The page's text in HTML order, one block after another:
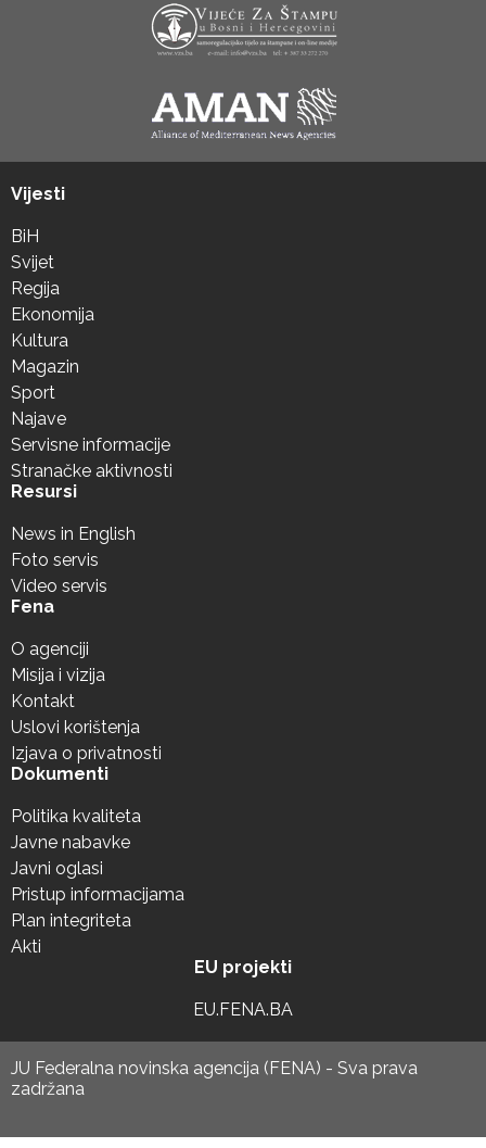
Vijesti
BiH
Svijet
Regija
Ekonomija
Kultura
Magazin
Sport
Najave
Servisne informacije
Stranačke aktivnosti
Resursi
News in English
Foto servis
Video servis
Fena
O agenciji
Misija i vizija
Kontakt
Uslovi korištenja
Izjava o privatnosti
Dokumenti
Politika kvaliteta
Javne nabavke
Javni oglasi
Pristup informacijama
Plan integriteta
Akti
EU projekti
EU.FENA.BA
JU Federalna novinska agencija (FENA) - Sva prava
zadržana